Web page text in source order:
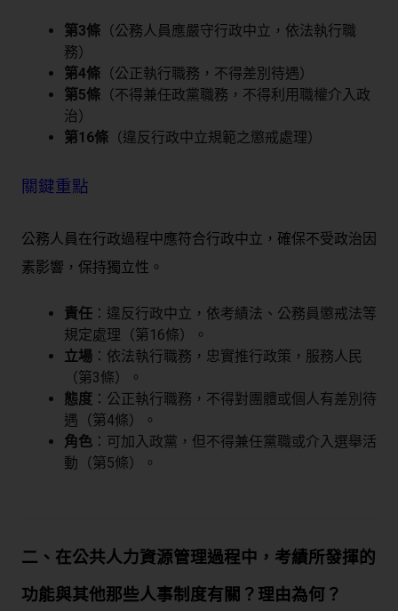
第3條 （公務人員應嚴守行政中立，依法執行職
務）
第4條 （公正執行職務，不得差別待遇）
第5條 （不得兼任政黨職務，不得利用職權介入政
治）
第16條 （違反行政中立規範之懲戒處理）
關鍵重點
公務人員在行政過程中應符合行政中立，確保不受政治因
素影響，保持獨立性。
責任 ：違反行政中立，依考績法、公務員懲戒法等
規定處理（第16條）。
立場 ：依法執行職務，忠實推行政策，服務人民
（第3條）。
態度 ：公正執行職務，不得對團體或個人有差別待
遇（第4條）。
角色 ：可加入政黨，但不得兼任黨職或介入選舉活
動（第5條）。
二、在公共人力資源管理過程中，考績所發揮的
功能與其他那些人事制度有關？理由為何？